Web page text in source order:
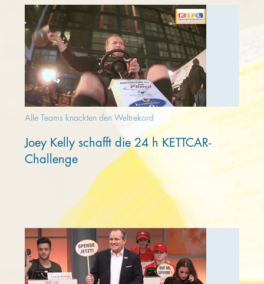
Alle Teams knackten den Weltrekord
Joey Kelly schafft die 24 h KETTCAR-
Challenge